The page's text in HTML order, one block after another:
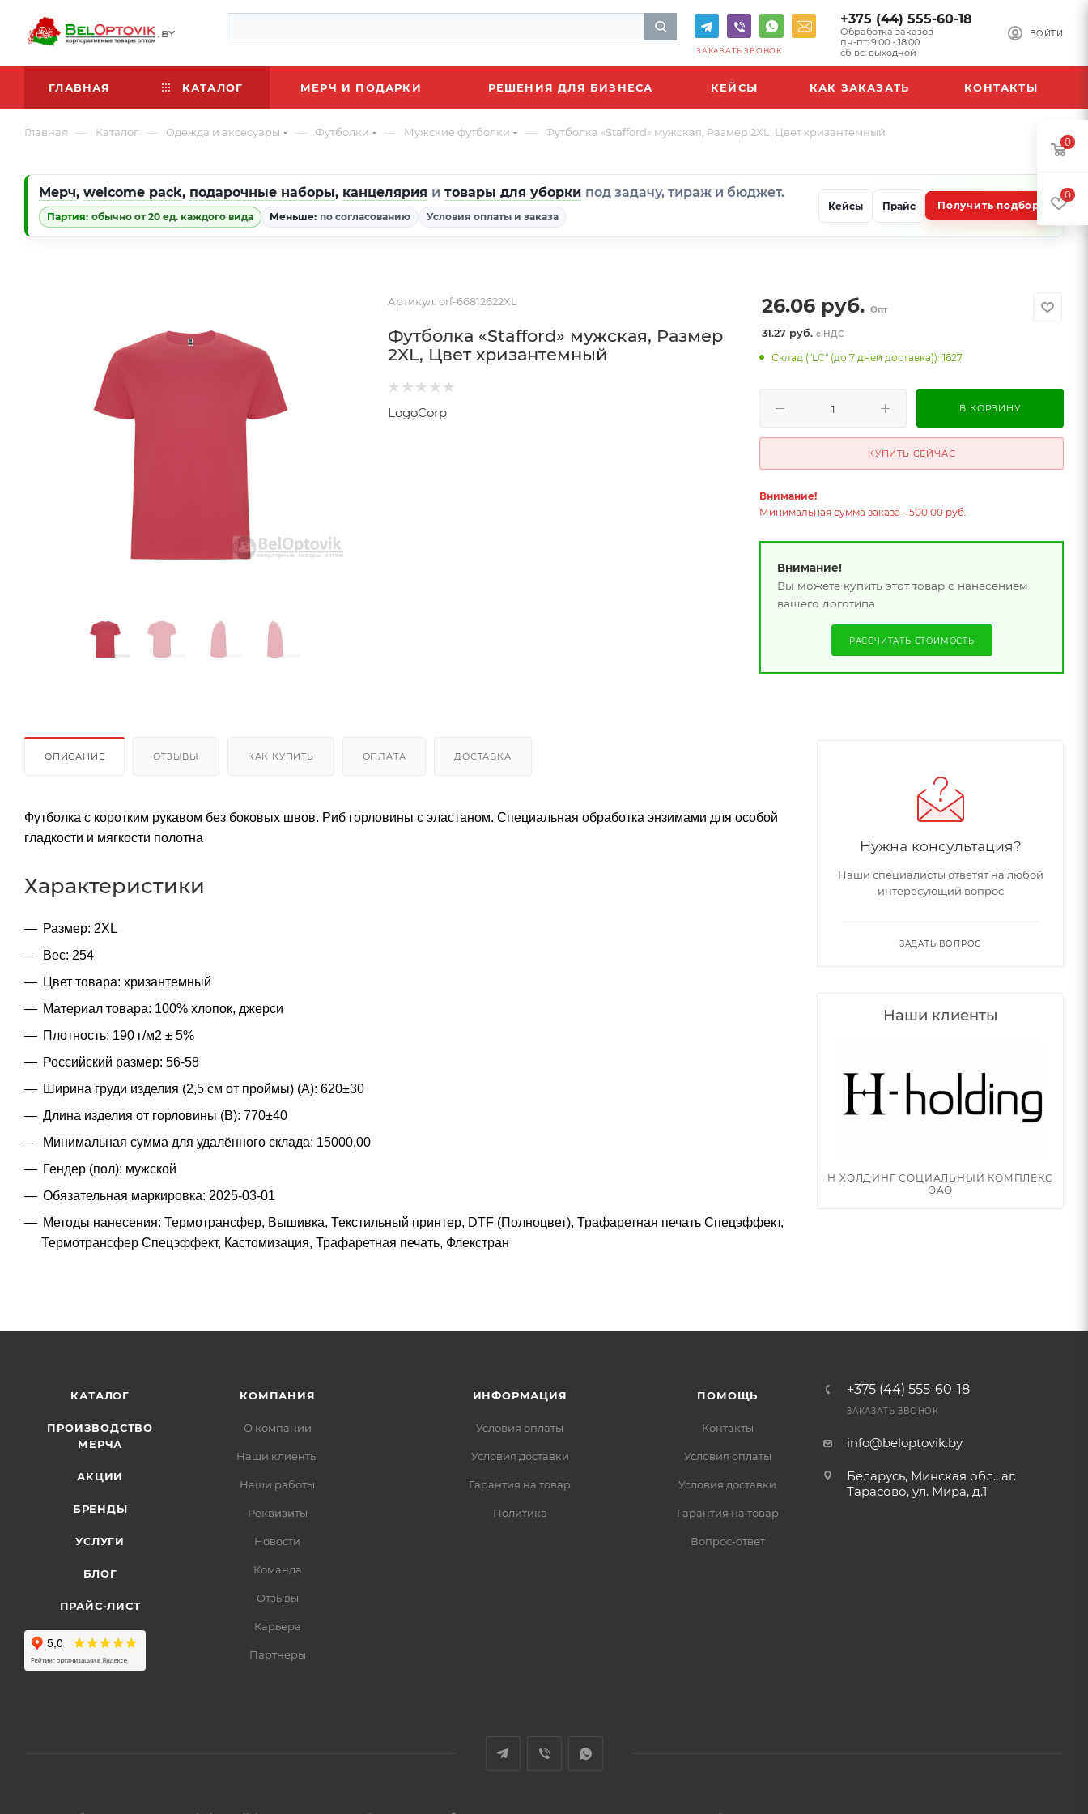
ВОЙТИ
+375 (44) 555-60-18
Обработка заказов
пн-пт: 9:00 - 18:00
сб-вс: выходной
ЗАКАЗАТЬ ЗВОНОК
ГЛАВНАЯ КАТАЛОГ МЕРЧ И ПОДАРКИ РЕШЕНИЯ ДЛЯ БИЗНЕСА КЕЙСЫ КАК ЗАКАЗАТЬ КОНТАКТЫ
Главная — Каталог — Одежда и аксесуары — Футболки — Мужские футболки — Футболка «Stafford» мужская, Размер 2XL, Цвет хризантемный
Мерч, welcome pack, подарочные наборы, канцелярия и товары для уборки под задачу, тираж и бюджет.
Партия: обычно от 20 ед. каждого вида Меньше: по согласованию Условия оплаты и заказа
Кейсы Прайс Получить подбор
Артикул: orf-66812622XL
Футболка «Stafford» мужская, Размер
2XL, Цвет хризантемный
LogoCorp
26.06 руб. Опт
31.27 руб.с НДС
Склад ("LC" (до 7 дней доставка)): 1627
В КОРЗИНУ
КУПИТЬ СЕЙЧАС
Внимание!
Минимальная сумма заказа - 500,00 руб.
Внимание!
Вы можете купить этот товар с нанесением
вашего логотипа
РАССЧИТАТЬ СТОИМОСТЬ
ОПИСАНИЕ ОТЗЫВЫ КАК КУПИТЬ ОПЛАТА ДОСТАВКА
Футболка с коротким рукавом без боковых швов. Риб горловины с эластаном. Специальная обработка энзимами для особой
гладкости и мягкости полотна
Характеристики
Размер: 2XL
Вес: 254
Цвет товара: хризантемный
Материал товара: 100% хлопок, джерси
Плотность: 190 г/м2 ± 5%
Российский размер: 56-58
Ширина груди изделия (2,5 см от проймы) (A): 620±30
Длина изделия от горловины (B): 770±40
Минимальная сумма для удалённого склада: 15000,00
Гендер (пол): мужской
Обязательная маркировка: 2025-03-01
Методы нанесения: Термотрансфер, Вышивка, Текстильный принтер, DTF (Полноцвет), Трафаретная печать Спецэффект,
Термотрансфер Спецэффект, Кастомизация, Трафаретная печать, Флекстран
Нужна консультация?
Наши специалисты ответят на любой
интересующий вопрос
ЗАДАТЬ ВОПРОС
Наши клиенты
Н ХОЛДИНГ СОЦИАЛЬНЫЙ КОМПЛЕКС
ОАО
КАТАЛОГ
ПРОИЗВОДСТВО
МЕРЧА
АКЦИИ
БРЕНДЫ
УСЛУГИ
БЛОГ
ПРАЙС-ЛИСТ
КОМПАНИЯ
О компании
Наши клиенты
Наши работы
Реквизиты
Новости
Команда
Отзывы
Карьера
Партнеры
ИНФОРМАЦИЯ
Условия оплаты
Условия доставки
Гарантия на товар
Политика
ПОМОЩЬ
Контакты
Условия оплаты
Условия доставки
Гарантия на товар
Вопрос-ответ
+375 (44) 555-60-18
ЗАКАЗАТЬ ЗВОНОК
info@beloptovik.by
Беларусь, Минская обл., аг.
Тарасово, ул. Мира, д.1
0
0